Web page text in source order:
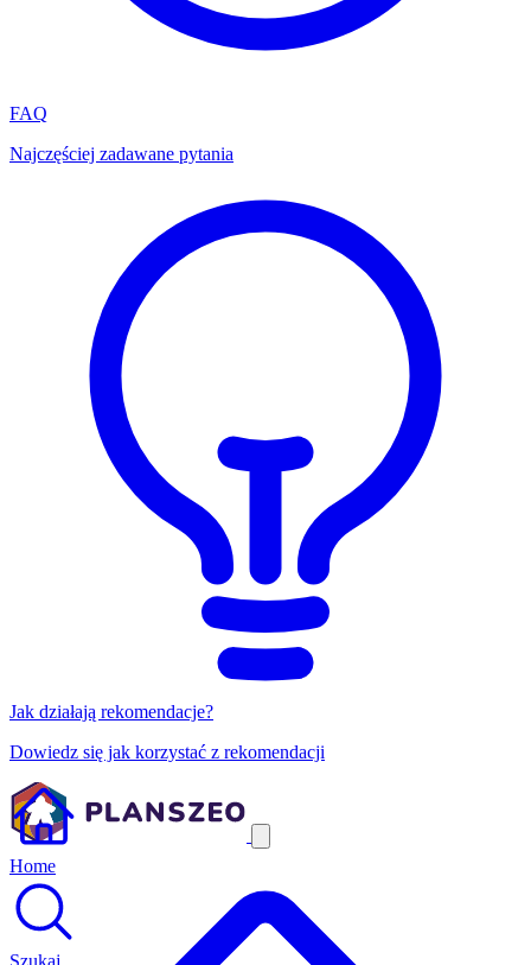
FAQ
Najczęściej zadawane pytania
Jak działają rekomendacje?
Dowiedz się jak korzystać z rekomendacji
Home
Szukaj